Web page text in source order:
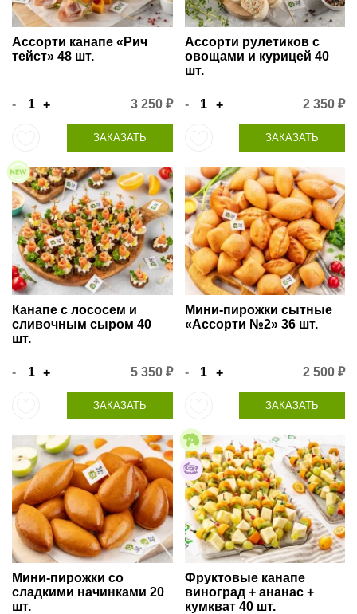
Ассорти канапе «Рич
тейст» 48 шт.
- + 3 250 ₽
ЗАКАЗАТЬ
Ассорти рулетиков с
овощами и курицей 40
шт.
- + 2 350 ₽
ЗАКАЗАТЬ
Канапе с лососем и
сливочным сыром 40
шт.
- + 5 350 ₽
ЗАКАЗАТЬ
Мини-пирожки сытные
«Ассорти №2» 36 шт.
- + 2 500 ₽
ЗАКАЗАТЬ
Мини-пирожки со
сладкими начинками 20
шт.
Фруктовые канапе
виноград + ананас +
кумкват 40 шт.